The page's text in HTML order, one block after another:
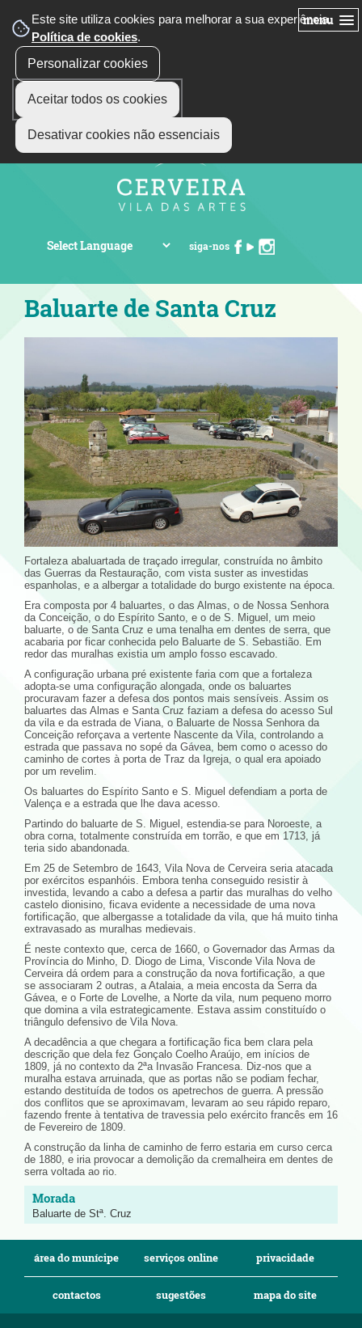
Este site utiliza cookies para melhorar a sua experiência.
Política de cookies.
Personalizar cookies
Aceitar todos os cookies
Desativar cookies não essenciais
menu
siga-nos
Baluarte de Santa Cruz
Fortaleza abaluartada de traçado irregular, construída no âmbito
das Guerras da Restauração, com vista suster as investidas
espanholas, e a albergar a totalidade do burgo existente na época.
Era composta por 4 baluartes, o das Almas, o de Nossa Senhora
da Conceição, o do Espírito Santo, e o de S. Miguel, um meio
baluarte, o de Santa Cruz e uma tenalha em dentes de serra, que
acabaria por ficar conhecida pelo Baluarte de S. Sebastião. Em
redor das muralhas existia um amplo fosso escavado.
A configuração urbana pré existente faria com que a fortaleza
adopta-se uma configuração alongada, onde os baluartes
procuravam fazer a defesa dos pontos mais sensíveis. Assim os
baluartes das Almas e Santa Cruz faziam a defesa do acesso Sul
da vila e da estrada de Viana, o Baluarte de Nossa Senhora da
Conceição reforçava a vertente Nascente da Vila, controlando a
estrada que passava no sopé da Gávea, bem como o acesso do
caminho de cortes à porta de Traz da Igreja, o qual era apoiado
por um revelim.
Os baluartes do Espírito Santo e S. Miguel defendiam a porta de
Valença e a estrada que lhe dava acesso.
Partindo do baluarte de S. Miguel, estendia-se para Noroeste, a
obra corna, totalmente construída em torrão, e que em 1713, já
teria sido abandonada.
Em 25 de Setembro de 1643, Vila Nova de Cerveira seria atacada
por exércitos espanhóis. Embora tenha conseguido resistir à
investida, levando a cabo a defesa a partir das muralhas do velho
castelo dionisino, ficava evidente a necessidade de uma nova
fortificação, que albergasse a totalidade da vila, que há muito tinha
extravasado as muralhas medievais.
É neste contexto que, cerca de 1660, o Governador das Armas da
Província do Minho, D. Diogo de Lima, Visconde Vila Nova de
Cerveira dá ordem para a construção da nova fortificação, a que
se associaram 2 outras, a Atalaia, a meia encosta da Serra da
Gávea, e o Forte de Lovelhe, a Norte da vila, num pequeno morro
que domina a vila estrategicamente. Estava assim constituído o
triângulo defensivo de Vila Nova.
A decadência a que chegara a fortificação fica bem clara pela
descrição que dela fez Gonçalo Coelho Araújo, em inícios de
1809, já no contexto da 2ªa Invasão Francesa. Diz-nos que a
muralha estava arruinada, que as portas não se podiam fechar,
estando destituída de todos os apetrechos de guerra. A pressão
dos conflitos que se aproximavam, levaram ao seu rápido reparo,
fazendo frente à tentativa de travessia pelo exército francês em 16
de Fevereiro de 1809.
A construção da linha de caminho de ferro estaria em curso cerca
de 1880, e iria provocar a demolição da cremalheira em dentes de
serra voltada ao rio.
Baluarte de Stª. Cruz
área do munícipe serviços online privacidade
contactos sugestões mapa do site